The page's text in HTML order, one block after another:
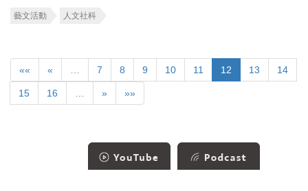
藝文活動 人文社科
«« « 7 8 9 10 11 12 13 14
15 16 » »»